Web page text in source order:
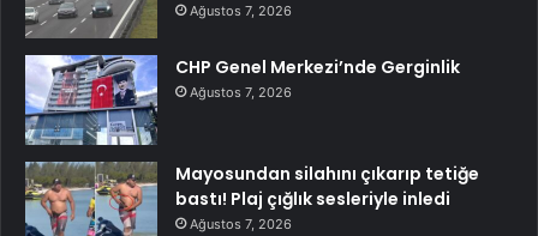
Ağustos 7, 2026
CHP Genel Merkezi’nde Gerginlik
Ağustos 7, 2026
Mayosundan silahını çıkarıp tetiğe
bastı! Plaj çığlık sesleriyle inledi
Ağustos 7, 2026